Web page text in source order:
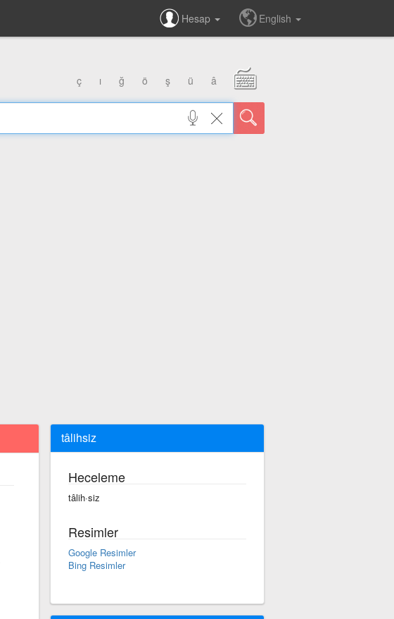
Hesap English
ç ı ğ ö ş ü â
tâlihsiz
Heceleme
tâlih·siz
Resimler
Google Resimler
Bing Resimler